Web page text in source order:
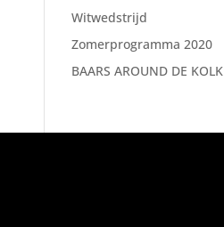
Witwedstrijd
Zomerprogramma 2020
BAARS AROUND DE KOLK